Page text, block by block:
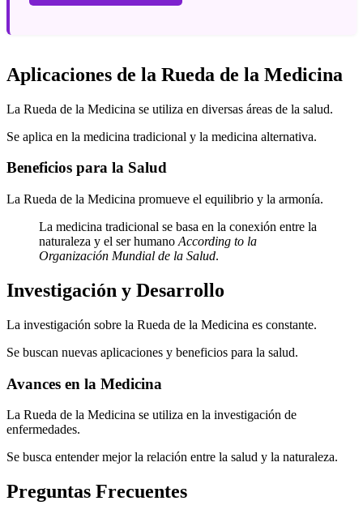
Aplicaciones de la Rueda de la Medicina
La Rueda de la Medicina se utiliza en diversas áreas de la salud.
Se aplica en la medicina tradicional y la medicina alternativa.
Beneficios para la Salud
La Rueda de la Medicina promueve el equilibrio y la armonía.
La medicina tradicional se basa en la conexión entre la
naturaleza y el ser humano According to la
Organización Mundial de la Salud.
Investigación y Desarrollo
La investigación sobre la Rueda de la Medicina es constante.
Se buscan nuevas aplicaciones y beneficios para la salud.
Avances en la Medicina
La Rueda de la Medicina se utiliza en la investigación de
enfermedades.
Se busca entender mejor la relación entre la salud y la naturaleza.
Preguntas Frecuentes